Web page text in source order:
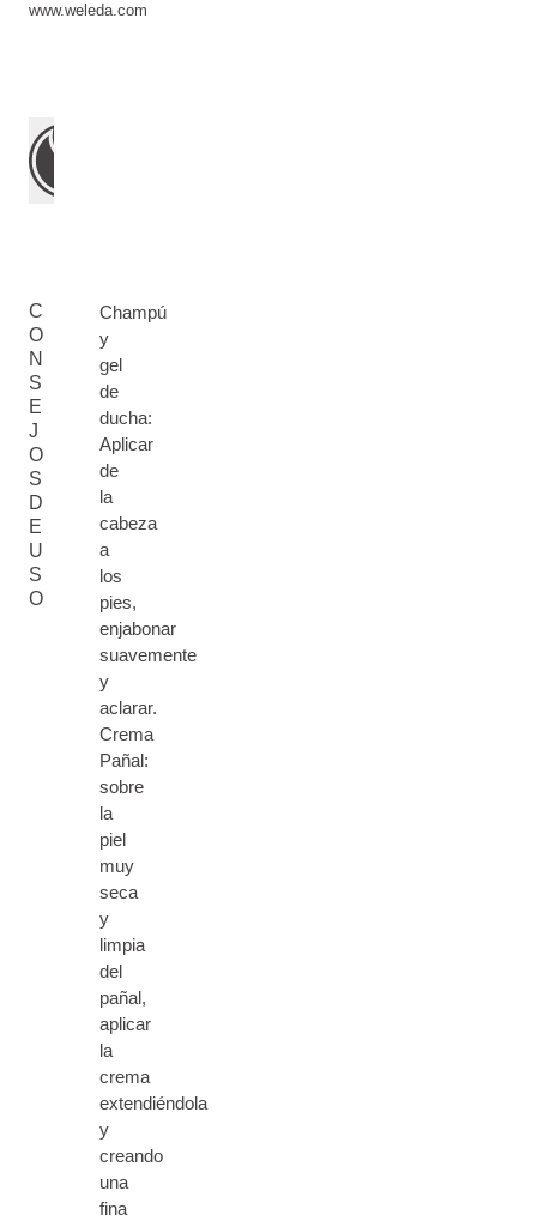
www.weleda.com
C
O
N
S
E
J
O
S
D
E
U
S
O
Champú
y
gel
de
ducha:
Aplicar
de
la
cabeza
a
los
pies,
enjabonar
suavemente
y
aclarar.
Crema
Pañal:
sobre
la
piel
muy
seca
y
limpia
del
pañal,
aplicar
la
crema
extendiéndola
y
creando
una
fina